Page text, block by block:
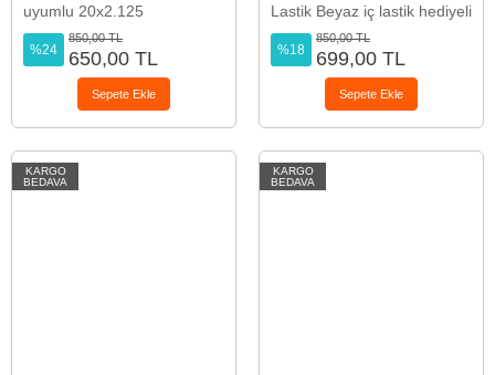
uyumlu 20x2.125
%24
850,00 TL
650,00 TL
Sepete Ekle
Lastik Beyaz iç lastik hediyeli
%18
850,00 TL
699,00 TL
Sepete Ekle
KARGO
BEDAVA
KARGO
BEDAVA